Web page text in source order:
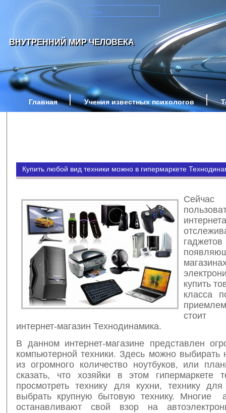
ВНУТРЕННИЙ МИР ЧЕЛОВЕКА
Главная Учения известных психологов
Купить любой вид техники можно в гипермаркете
Сейчас
купить
класса
стоит
интернет-магазин Технодинамика.
В данном интернет-магазине представлен
компьютерной техники. Здесь можно выбирать
из огромного количество ноутбуков, или
сказать, что хозяйки в этом гипермаркете
просмотреть технику для кухни, технику
выбрать крупную бытовую технику. Многие
останавливают свой взор на